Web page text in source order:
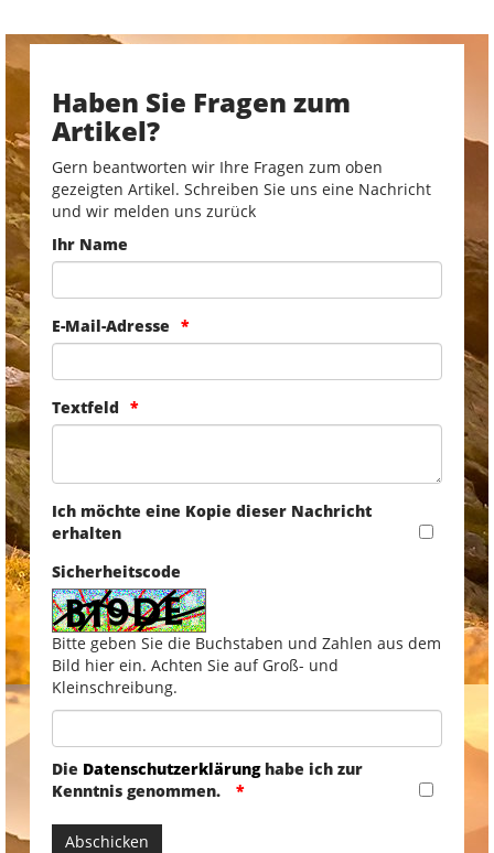
Haben Sie Fragen zum
Artikel?
Gern beantworten wir Ihre Fragen zum oben
gezeigten Artikel. Schreiben Sie uns eine Nachricht
und wir melden uns zurück
Ihr Name
E-Mail-Adresse
Textfeld
Ich möchte eine Kopie dieser Nachricht
erhalten
Sicherheitscode
Bitte geben Sie die Buchstaben und Zahlen aus dem
Bild hier ein. Achten Sie auf Groß- und
Kleinschreibung.
Die Datenschutzerklärunghabe ich zur
Kenntnis genommen.
Abschicken